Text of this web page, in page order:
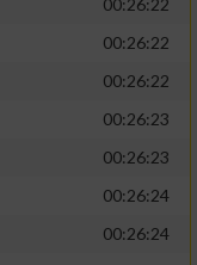
00:26:22
00:26:22
00:26:22
00:26:23
00:26:23
00:26:24
00:26:24